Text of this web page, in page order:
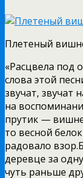
Плетеный
«Расцвела под
слова этой
звучат, звучат
на
прутик —
то весной
радовало взор.
деревце за
чуть раньше